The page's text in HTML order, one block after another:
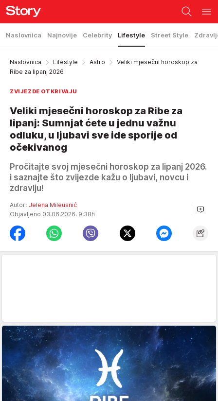
Naslovnica Najnovije Celebrity Lifestyle Street Style
Naslovnica Lifestyle Astro
Veliki mjesečni horoskop za
Ribe za lipanj 2026
ZVIJEZDE OTKRIVAJU
Veliki mjesečni horoskop za Ribe za
lipanj: Sumnjat ćete u jednu važnu
odluku, u ljubavi sve ide sporije od
očekivanog
Pročitajte svoj mjesečni horoskop za lipanj 2026.
i saznajte što zvijezde kažu o ljubavi, novcu i
zdravlju!
Autor: Jelena Mileusnić
Objavljeno 03.06.2026. 9:38h